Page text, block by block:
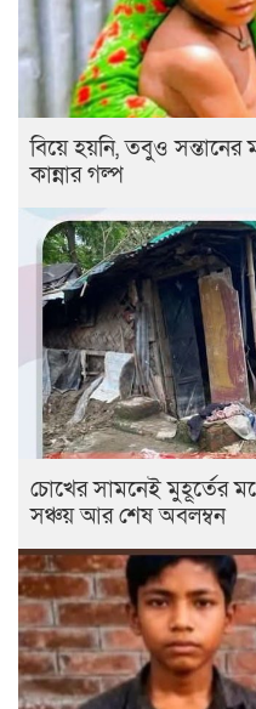
বিয়ে হয়নি, তবুও
কান্নার গল্প
চোখের সামনেই মুহূর্তের
সঞ্চয় আর শেষ অবলম্বন